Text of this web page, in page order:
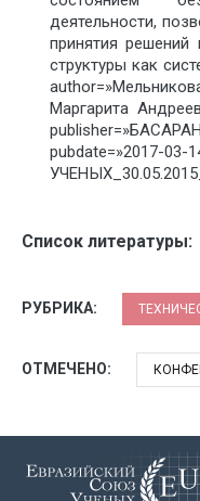
деятельности,
принятия решений
структуры как
Маргарита
pubdate=»2017-
Список литературы:
РУБРИКА:
ОТМЕЧЕНО: